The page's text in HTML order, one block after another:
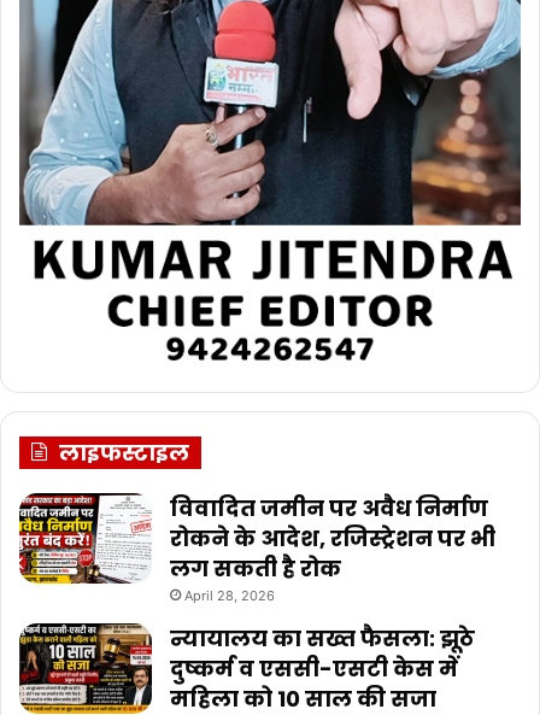
लाइफस्टाइल
विवादित जमीन पर अवैध निर्माण
रोकने के आदेश, रजिस्ट्रेशन पर भी
लग सकती है रोक
April 28, 2026
न्यायालय का सख्त फैसला: झूठे
दुष्कर्म व एससी-एसटी केस में
महिला को 10 साल की सजा